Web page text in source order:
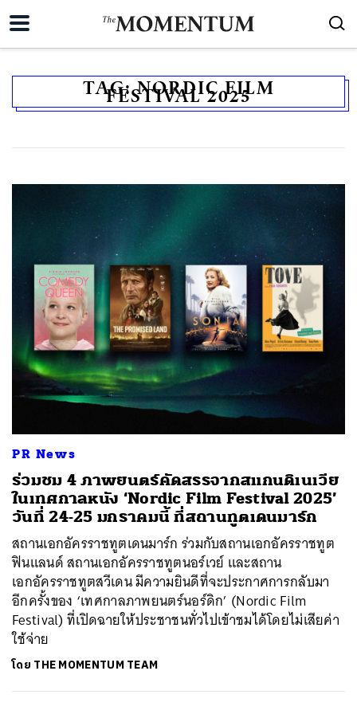
TAG:NORDIC FILM
FESTIVAL 2025
PR News
ร่วมชม 4 ภาพยนตร์คัดสรรจากสแกนดิเนเวีย
ในเทศกาลหนัง ‘Nordic Film Festival 2025’
วันที่ 24-25 มกราคมนี้ ที่สถานทูตเดนมาร์ก
สถานเอกอัครราชทูตเดนมาร์ก ร่วมกับสถานเอกอัครราชทูต
ฟินแลนด์ สถานเอกอัครราชทูตนอร์เวย์ และสถาน
เอกอัครราชทูตสวีเดน มีความยินดีที่จะประกาศการกลับมา
อีกครั้งของ ‘เทศกาลภาพยนตร์นอร์ดิก’ (Nordic Film
Festival) ที่เปิดฉายให้ประชาชนทั่วไปเข้าชมได้โดยไม่เสียค่า
ใช้จ่าย
โดย THE MOMENTUM TEAM